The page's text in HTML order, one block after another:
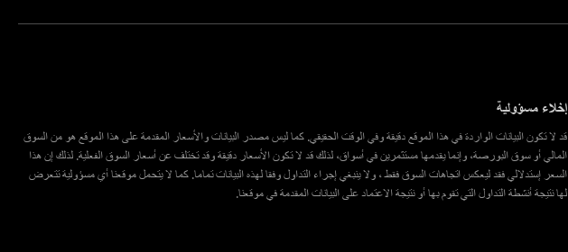
إخلاء مسؤولية
قد لا تكون البيانات الواردة في هذا الموقع دقيقة وفي الوقت الحقيقي. كما ليس مصدر البيانات والأسعار المقدمة على هذا الموقع هو من السوق
المالي أو سوق البورصة، وإنما يقدمها مستثمرين في أسواق، لذلك قد لا تكون الأسعار دقيقة وقد تختلف عن أسعار السوق الفعلية. لذلك إن هذا
السعر إستدلالي فقد ليعكس اتجاهات السوق فقط ، ولا ينبغي إجراء التداول وفقا لهذه البيانات تماما. كما لا يتحمل موقعنا أي مسؤولية تتعرض
لها نتيجة أنشطة التداول التي تقوم بها أو نتيجة الاعتماد على البيانات المقدمة في موقعنا.